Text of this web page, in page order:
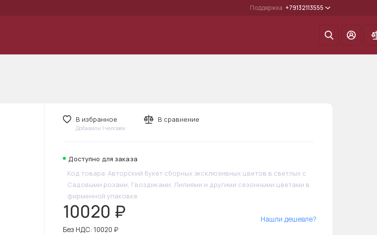
Поддержка +79132113555
Доступно для заказа
Код товара: Авторский букет сборных эксклюзивных цветов в светлых с
Садовыми розами, Гвоздиками, Лилиями и другими сезонными цветами в
фирменной упаковке
10020 ₽
Без НДС: 10020 ₽
Нашли дешевле?
В избранное
Добавили 1 человек
В сравнение